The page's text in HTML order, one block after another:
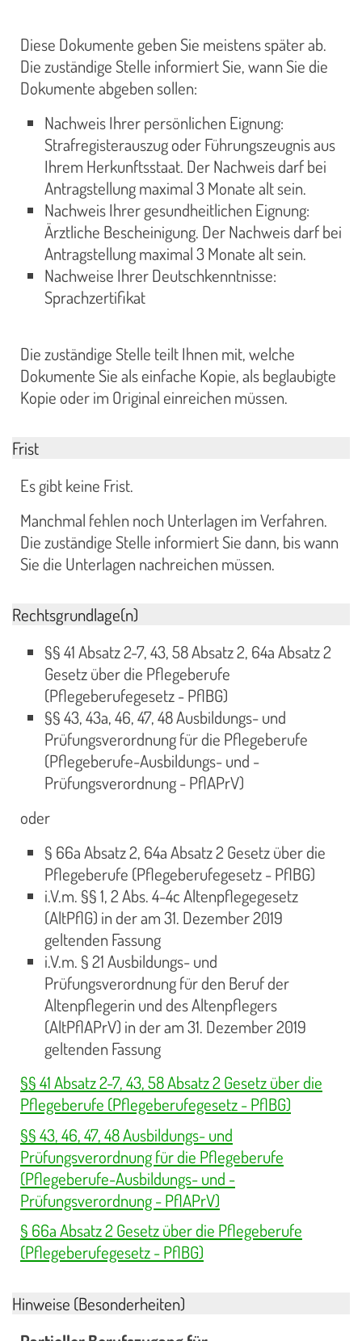
Diese Dokumente geben Sie meistens später ab.
Die zuständige Stelle informiert Sie, wann Sie die
Dokumente abgeben sollen:
Nachweis Ihrer persönlichen Eignung:
Strafregisterauszug oder Führungszeugnis aus
Ihrem Herkunftsstaat. Der Nachweis darf bei
Antragstellung maximal 3 Monate alt sein.
Nachweis Ihrer gesundheitlichen Eignung:
Ärztliche Bescheinigung. Der Nachweis darf bei
Antragstellung maximal 3 Monate alt sein.
Nachweise Ihrer Deutschkenntnisse:
Sprachzertifikat
Die zuständige Stelle teilt Ihnen mit, welche
Dokumente Sie als einfache Kopie, als beglaubigte
Kopie oder im Original einreichen müssen.
Frist
Es gibt keine Frist.
Manchmal fehlen noch Unterlagen im Verfahren.
Die zuständige Stelle informiert Sie dann, bis wann
Sie die Unterlagen nachreichen müssen.
Rechtsgrundlage(n)
§§ 41 Absatz 2-7, 43, 58 Absatz 2, 64a Absatz 2
Gesetz über die Pflegeberufe
(Pflegeberufegesetz - PflBG)
§§ 43, 43a, 46, 47, 48 Ausbildungs- und
Prüfungsverordnung für die Pflegeberufe
(Pflegeberufe-Ausbildungs- und -
Prüfungsverordnung - PflAPrV)
oder
§ 66a Absatz 2, 64a Absatz 2 Gesetz über die
Pflegeberufe (Pflegeberufegesetz - PflBG)
i.V.m. §§ 1, 2 Abs. 4-4c Altenpflegegesetz
(AltPflG) in der am 31. Dezember 2019
geltenden Fassung
i.V.m. § 21 Ausbildungs- und
Prüfungsverordnung für den Beruf der
Altenpflegerin und des Altenpflegers
(AltPflAPrV) in der am 31. Dezember 2019
geltenden Fassung
§§ 41 Absatz 2-7, 43, 58 Absatz 2 Gesetz über die
Pflegeberufe (Pflegeberufegesetz - PflBG)
§§ 43, 46, 47, 48 Ausbildungs- und
Prüfungsverordnung für die Pflegeberufe
(Pflegeberufe-Ausbildungs- und -
Prüfungsverordnung - PflAPrV)
§ 66a Absatz 2 Gesetz über die Pflegeberufe
(Pflegeberufegesetz - PflBG)
Hinweise (Besonderheiten)